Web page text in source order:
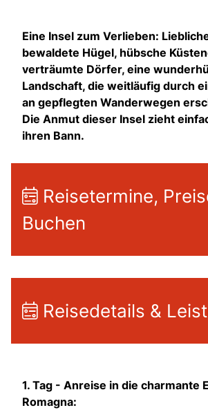
Eine Insel zum Verlieben:
bewaldete Hügel, hübsche
verträumte Dörfer, eine
Landschaft, die weitläufig durch
an gepflegten Wanderwegen
Die Anmut dieser Insel zieht
ihren Bann.
Reisetermine,
Buchen
Reisedetails &
1. Tag - Anreise in die charmante
Romagna: